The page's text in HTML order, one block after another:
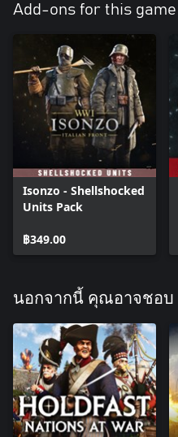
Add-ons for this game
Isonzo - Shellshocked
Units Pack
฿349.00
นอกจากนี้ คุณอาจชอบ